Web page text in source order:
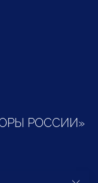
РОССИИ»